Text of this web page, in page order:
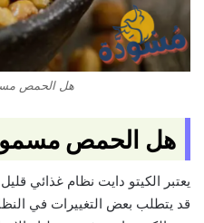
هل الحمص
هل الحمص
يعتبر الكيتو دايت نظام غذائي
قد يتطلب بعض التغييرات في